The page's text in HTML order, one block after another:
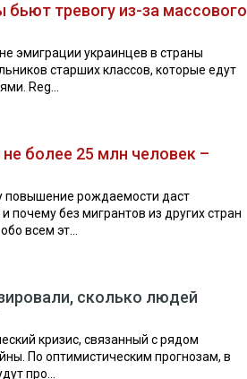
тревогу из-за массового
эмиграции украинцев в страны
старших классов, которые едут
Reg...
более 25 млн человек –
повышение рождаемости даст
почему без мигрантов из других стран
всем эт...
сколько людей
кризис, связанный с рядом
По оптимистическим прогнозам, в
про...